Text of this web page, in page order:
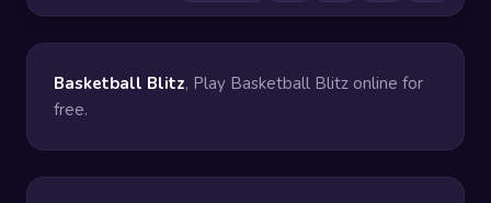
Basketball Blitz, Play Basketball Blitz online for
free.